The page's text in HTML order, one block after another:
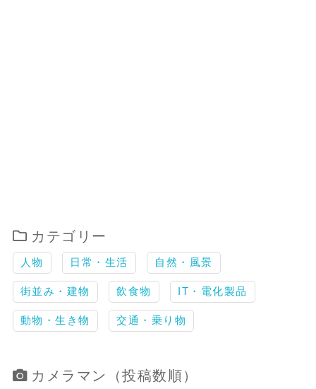
カテゴリー
人物 日常・生活 自然・風景
街並み・建物 飲食物 IT・電化製品
動物・生き物 交通・乗り物
カメラマン（投稿数順）